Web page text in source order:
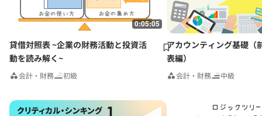
0:05:05
貸借対照表 ~企業の財務活動と投資活
動を読み解く~
会計・財務 初級
アカウンティング基礎（
表編）
会計・財務 中級